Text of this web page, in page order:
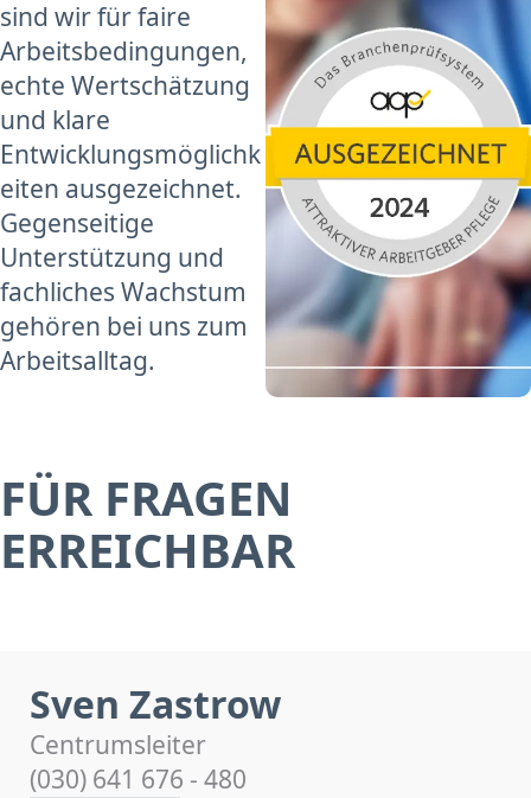
sind wir für faire
Arbeitsbedingungen,
echte Wertschätzung
und klare
Entwicklungsmöglichk
eiten ausgezeichnet.
Gegenseitige
Unterstützung und
fachliches Wachstum
gehören bei uns zum
Arbeitsalltag.
FÜR FRAGEN
ERREICHBAR
Sven Zastrow
Centrumsleiter
(030) 641 676 - 480